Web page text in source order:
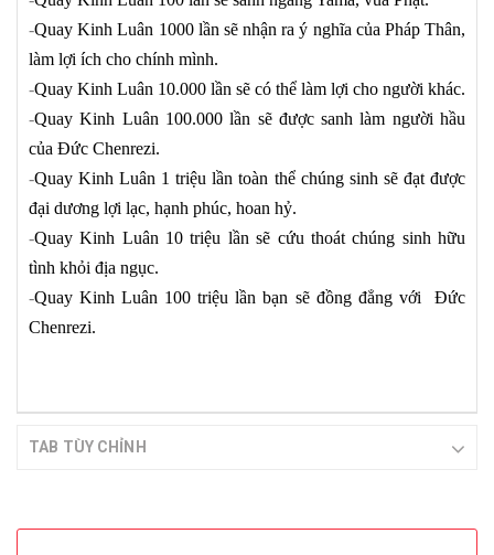
-Quay Kinh Luân 1000 lần sẽ nhận ra ý nghĩa của Pháp Thân,
làm lợi ích cho chính mình.
-Quay Kinh Luân 10.000 lần sẽ có thể làm lợi cho người khác.
-Quay Kinh Luân 100.000 lần sẽ được sanh làm người hầu
của Đức Chenrezi.
-Quay Kinh Luân 1 triệu lần toàn thể chúng sinh sẽ đạt được
đại dương lợi lạc, hạnh phúc, hoan hỷ.
-Quay Kinh Luân 10 triệu lần sẽ cứu thoát chúng sinh hữu
tình khỏi địa ngục.
-Quay Kinh Luân 100 triệu lần bạn sẽ đồng đẳng với Đức
Chenrezi.
TAB TÙY CHỈNH